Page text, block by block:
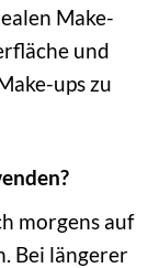
Make-
und
ups zu
morgens auf
Bei längerer